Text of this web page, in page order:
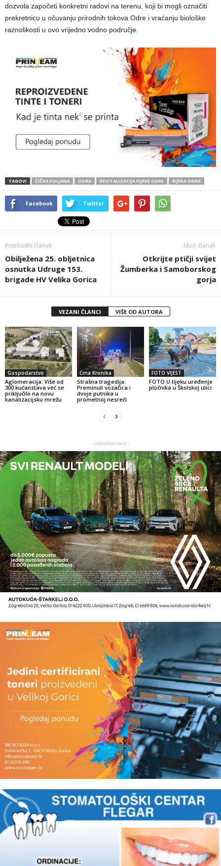
dozvola započeti konkretni radovi na terenu, koji bi mogli označiti
prekretnicu u očuvanju prirodnih tokova Odre i vraćanju biološke
raznolikosti u ovo vrijedno vodno područje.
TAGOVI ČIČKA POLJANA ODRA REVITALIZACIJA RIJEKE ODRE RIJEKA ODRA
Facebook Twitter
Prethodni članak
Obilježena 25. obljetnica
osnutka Udruge 153.
brigade HV Velika Gorica
Idući članak
Otkrijte ptičji svijet
Žumberka i Samoborskog
gorja
VEZANI ČLANCI VIŠE OD AUTORA
Gospodarstvo
Aglomeracija: Više od
300 kućanstava već se
priključilo na novu
kanalizacijsku mrežu
Crna Kronika
Strašna tragedija:
Preminuli vozačica i
dvoje putnika u
prometnoj nesreći
FOTO VIJEST
FOTO U tijeku uređenje
pločnika u Školskoj ulici
- Advertisement -